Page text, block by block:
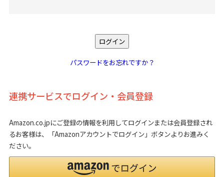
ログイン
パスワードをお忘れですか？
連携サービスでログイン・会員登録
Amazon.co.jpにご登録の情報を利用してログインまたは会員登録され
るお客様は、「Amazonアカウントでログイン」ボタンよりお進みく
ださい。